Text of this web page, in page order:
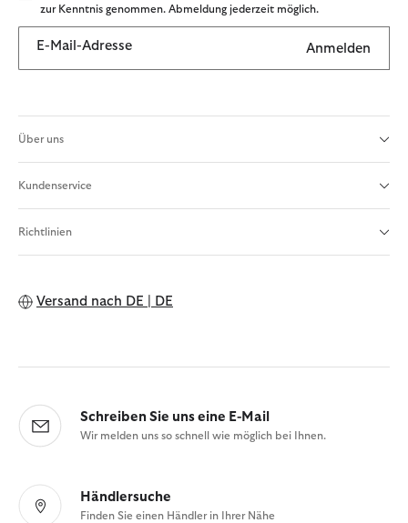
zur Kenntnis genommen. Abmeldung jederzeit möglich.
E-Mail-Adresse Anmelden
Über uns
Kundenservice
Richtlinien
Versand nach DE | DE
Schreiben Sie uns eine E-Mail
Wir melden uns so schnell wie möglich bei Ihnen.
Händlersuche
Finden Sie einen Händler in Ihrer Nähe